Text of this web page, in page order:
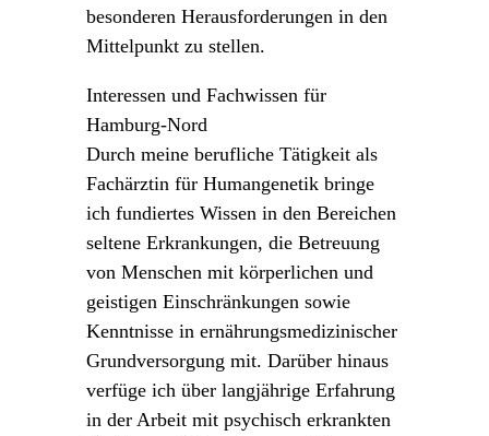
besonderen Herausforderungen in den
Mittelpunkt zu stellen.
Interessen und Fachwissen für
Hamburg-Nord
Durch meine berufliche Tätigkeit als
Fachärztin für Humangenetik bringe
ich fundiertes Wissen in den Bereichen
seltene Erkrankungen, die Betreuung
von Menschen mit körperlichen und
geistigen Einschränkungen sowie
Kenntnisse in ernährungsmedizinischer
Grundversorgung mit. Darüber hinaus
verfüge ich über langjährige Erfahrung
in der Arbeit mit psychisch erkrankten